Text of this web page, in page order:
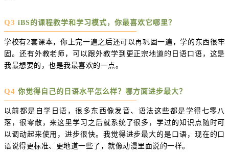
Q3 iBS的课程教学和学习模式，你最喜欢它哪里？
学校有2套课本，你上完一遍之后还可以再巩固一遍，学的东西很牢
固。还有外教老师，可以跟外教学到更正宗地道的日语口语，这是
我最想要的，也是我最喜欢的一点。
Q4 你觉得自己的日语水平怎么样？哪方面进步最大？
以前都是自学日语，很多东西像发音、语法这些都是学得七零八
落，很零散，来这里学习之后就系统了很多，学过的知识点随时可
以调动起来使用，进步很快。我觉得进步最大的是口语，现在的口
语说得更标准、更地道一些了，就像动漫里面说的一样。